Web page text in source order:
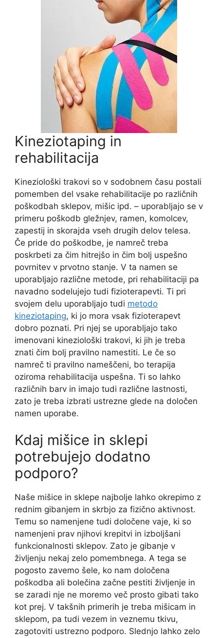
Kineziotaping in
rehabilitacija
Kineziološki trakovi so v sodobnem času postali
pomemben del vsake rehabilitacije po različnih
poškodbah sklepov, mišic ipd. – uporabljajo se v
primeru poškodb gležnjev, ramen, komolcev,
zapestij in skorajda vseh drugih delov telesa.
Če pride do poškodbe, je namreč treba
poskrbeti za čim hitrejšo in čim bolj uspešno
povrnitev v prvotno stanje. V ta namen se
uporabljajo različne metode, pri rehabilitaciji pa
navadno sodelujejo tudi fizioterapevti. Ti pri
svojem delu uporabljajo tudi metodo
kineziotaping, ki jo mora vsak fizioterapevt
dobro poznati. Pri njej se uporabljajo tako
imenovani kineziološki trakovi, ki jih je treba
znati čim bolj pravilno namestiti. Le če so
namreč ti pravilno nameščeni, bo terapija
oziroma rehabilitacija uspešna. Ti so lahko
različnih barv in imajo tudi različne lastnosti,
zato je treba izbrati ustrezne glede na določen
namen uporabe.
Kdaj mišice in sklepi
potrebujejo dodatno
podporo?
Naše mišice in sklepe najbolje lahko okrepimo z
rednim gibanjem in skrbjo za fizično aktivnost.
Temu so namenjene tudi določene vaje, ki so
namenjeni prav njihovi krepitvi in izboljšani
funkcionalnosti sklepov. Zato je gibanje v
življenju nekaj zelo pomembnega. A tega se
pogosto zavemo šele, ko nam določena
poškodba ali bolečina začne pestiti življenje in
se zaradi nje ne moremo več prosto gibati tako
kot prej. V takšnih primerih je treba mišicam in
sklepom, pa tudi vezem in veznemu tkivu,
zagotoviti ustrezno podporo. Slednjo lahko zelo